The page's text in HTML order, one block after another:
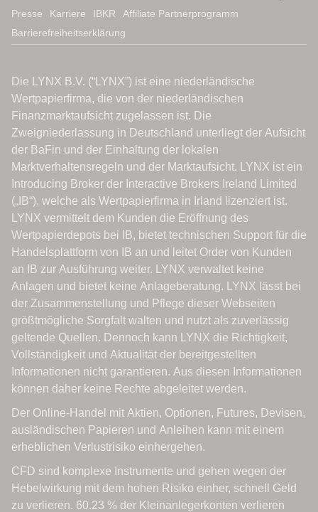
Presse
Karriere IBKR
Affiliate Partnerprogramm
Barrierefreiheitserklärung